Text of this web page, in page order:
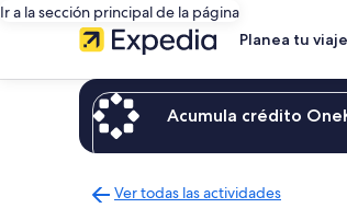
Ir a la sección principal de la página
Planea tu viaje
Acumula crédito
Ver todas las actividades